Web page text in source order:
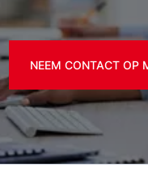
NEEM CONTACT OP